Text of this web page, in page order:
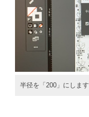
半径を「200」にします